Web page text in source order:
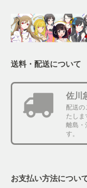
送料・配送について
佐川
配送の
たしま
離島・
す。
お支払い方法につい